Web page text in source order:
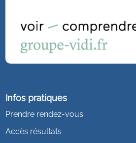
Infos pratiques
Prendre rendez-vous
Accès résultats